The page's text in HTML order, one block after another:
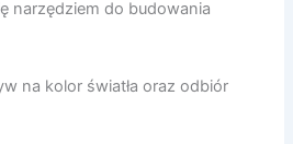
narzędziem do budowania
na kolor światła oraz odbiór